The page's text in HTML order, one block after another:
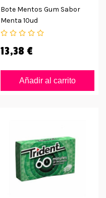
Bote Mentos Gum Sabor
Menta 10ud
13,38 €
Añadir al carrito